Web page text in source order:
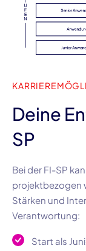
Deine
SP
Bei der FI-SP
projektbezogen
Stärken und
Verantwortung:
Start als